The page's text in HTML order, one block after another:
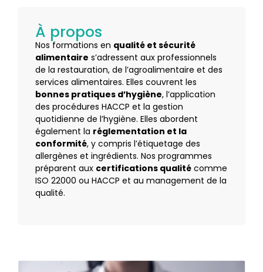
À propos
Nos formations en qualité et sécurité
alimentaire s’adressent aux professionnels
de la restauration, de l’agroalimentaire et des
services alimentaires. Elles couvrent les
bonnes pratiques d’hygiène, l’application
des procédures HACCP et la gestion
quotidienne de l’hygiène. Elles abordent
également la réglementation et la
conformité, y compris l’étiquetage des
allergènes et ingrédients. Nos programmes
préparent aux certifications qualité comme
ISO 22000 ou HACCP et au management de la
qualité.